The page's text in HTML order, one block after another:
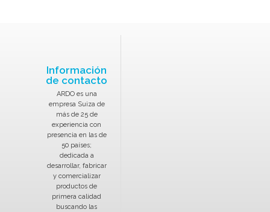
Información
de contacto
ARDO es una
empresa Suiza de
más de 25 de
experiencia con
presencia en las de
50 países;
dedicada a
desarrollar, fabricar
y comercializar
productos de
primera calidad
buscando las